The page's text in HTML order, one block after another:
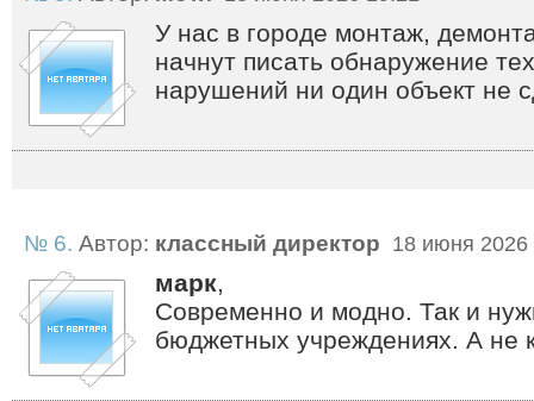
У нас в городе монтаж,
начнут писать обнаружение
нарушений ни один объект не
№ 6. Автор: классный директор 18 июня 2026
марк,
Современно и модно. Так и
бюджетных учреждениях. А не